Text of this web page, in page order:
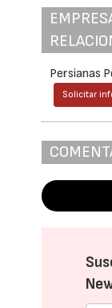
Persianas
Solicitar